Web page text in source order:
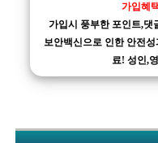
가입혜
가입시 풍부한 포인트,댓
보안백신으로 인한 안전
료! 성인,